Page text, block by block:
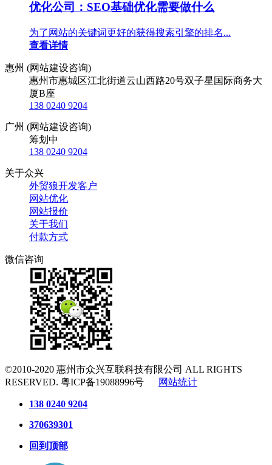
优化公司：SEO基础优化需要做什么
为了网站的关键词更好的获得搜索引擎的排名...
查看详情
惠州 (网站建设咨询)
惠州市惠城区江北街道云山西路20号双子星国际商务大
厦B座
138 0240 9204
广州 (网站建设咨询)
筹划中
138 0240 9204
关于众兴
外贸狼开发客户
网站优化
网站报价
关于我们
付款方式
微信咨询
©2010-2020 惠州市众兴互联科技有限公司 ALL RIGHTS
RESERVED. 粤ICP备19088996号 网站统计
138 0240 9204
370639301
回到顶部